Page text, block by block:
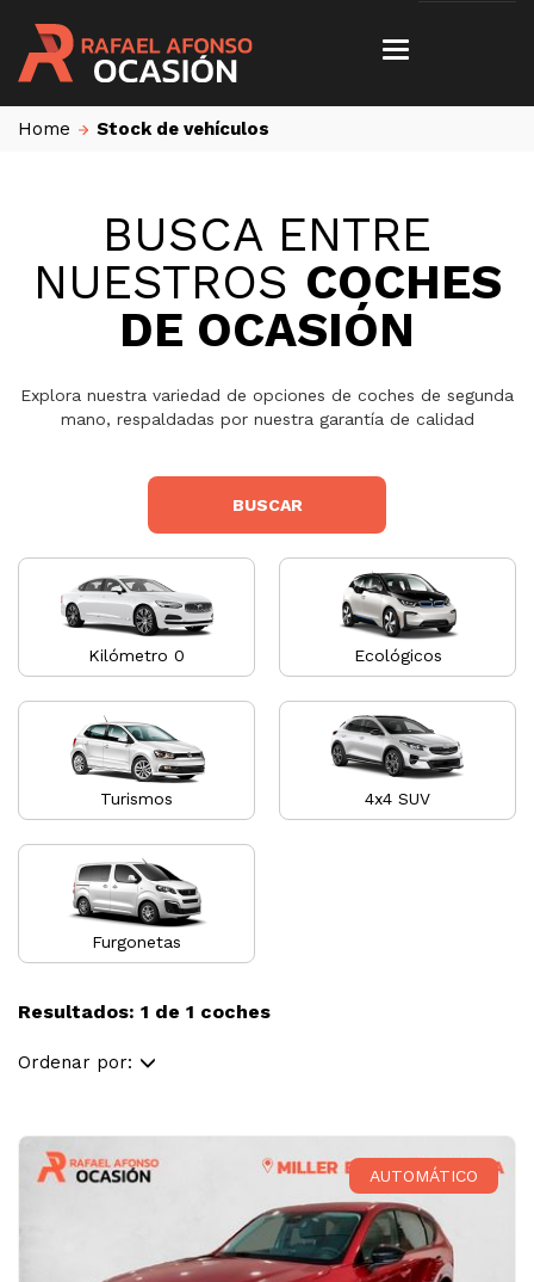
Home Stock de vehículos
BUSCA ENTRE
NUESTROS COCHES
DE OCASIÓN
Explora nuestra variedad de opciones de coches de segunda
mano, respaldadas por nuestra garantía de calidad
BUSCAR
Kilómetro 0 Ecológicos
Turismos 4x4 SUV
Furgonetas
Resultados: 1 de 1 coches
Ordenar por:
AUTOMÁTICO